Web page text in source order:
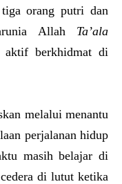
tiga orang putri dan
Allah Ta’ala
aktif berkhidmat di
melalui menantu
perjalanan hidup
masih belajar di
di lutut ketika